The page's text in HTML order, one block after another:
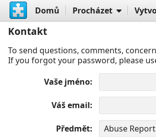
Domů Procházet
Kontakt
To send questions, comments,
If you forgot your password, please
Vaše jméno
Váš email
Předmět